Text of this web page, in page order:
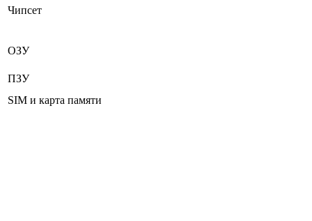
Чипсет
ОЗУ
ПЗУ
SIM и карта памяти